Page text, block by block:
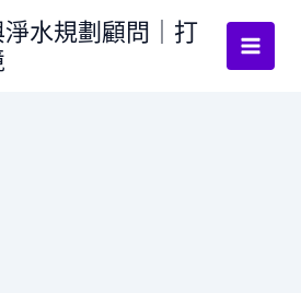
水規劃顧問｜打